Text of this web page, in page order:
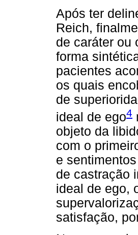
Após ter
Reich,
de caráter ou
forma
pacientes
os quais
de
ideal de ego4
objeto da
com o
e
de castração
ideal de ego,
satisfação,